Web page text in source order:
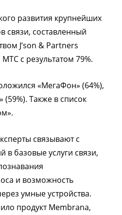
развития крупнейших
связи, составленный
J’son & Partners
с результатом 79%.
«МегаФон» (64%),
Также в список
связывают с
базовые услуги связи,
и возможность
умные устройства.
продукт Membrana,